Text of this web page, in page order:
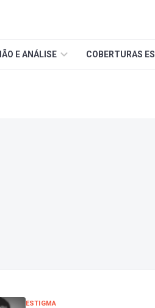
E ANÁLISE COBERTURAS
ESTIGMA